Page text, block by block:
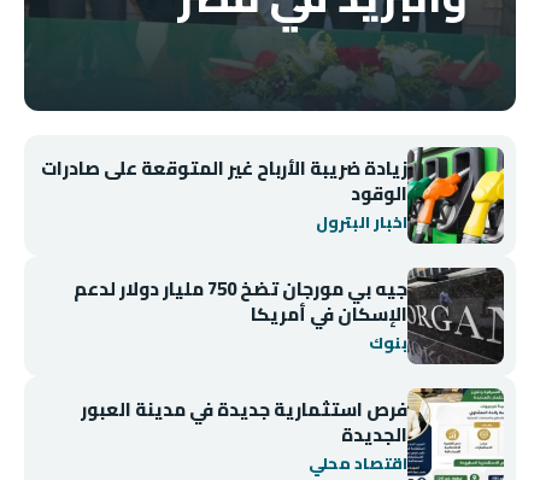
زيادة ضريبة الأرباح غير المتوقعة على صادرات
الوقود
اخبار البترول
جيه بي مورجان تضخ 750 مليار دولار لدعم
الإسكان في أمريكا
بنوك
فرص استثمارية جديدة في مدينة العبور
الجديدة
اقتصاد محلي